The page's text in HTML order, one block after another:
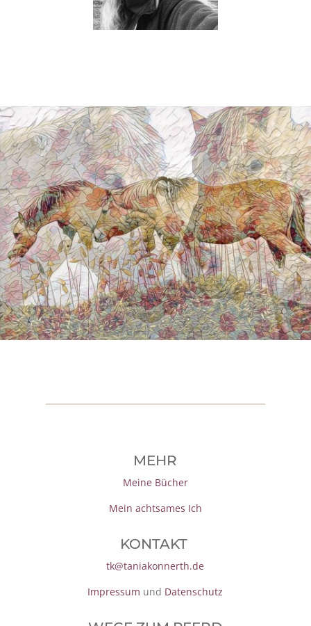
MEHR
Meine Bücher
Mein achtsames Ich
KONTAKT
tk@taniakonnerth.de
Impressum und Datenschutz